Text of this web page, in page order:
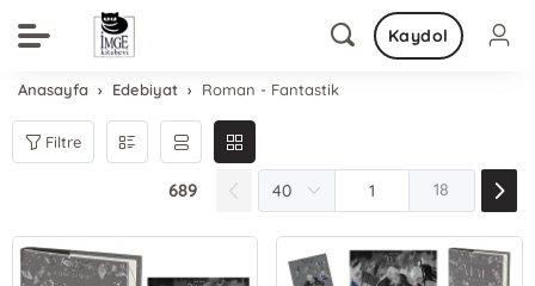
Kaydol
Anasayfa Edebiyat Roman - Fantastik
Filtre
689 18